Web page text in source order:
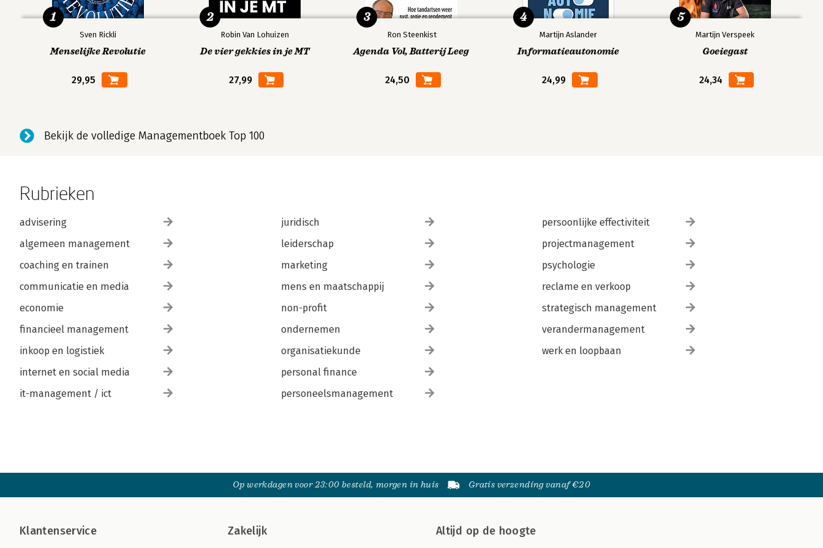
Sven Rickli
Menselijke Revolutie
29,95
1
Robin Van Lohuizen
De vier gekkies in je MT
27,99
2
Ron Steenkist
Agenda Vol, Batterij Leeg
24,50
3
Martijn Aslander
Informatieautonomie
24,99
4
Martijn Verspeek
Goeiegast
24,34
5
Bekijk de volledige Managementboek Top 100
Rubrieken
advisering
algemeen management
coaching en trainen
communicatie en media
economie
financieel management
inkoop en logistiek
internet en social media
it-management / ict
juridisch
leiderschap
marketing
mens en maatschappij
non-profit
ondernemen
organisatiekunde
personal finance
personeelsmanagement
persoonlijke effectiviteit
projectmanagement
psychologie
reclame en verkoop
strategisch management
verandermanagement
werk en loopbaan
Op werkdagen voor 23:00 besteld, morgen in huis Gratis verzending vanaf €20
Klantenservice Zakelijk Altijd op de hoogte